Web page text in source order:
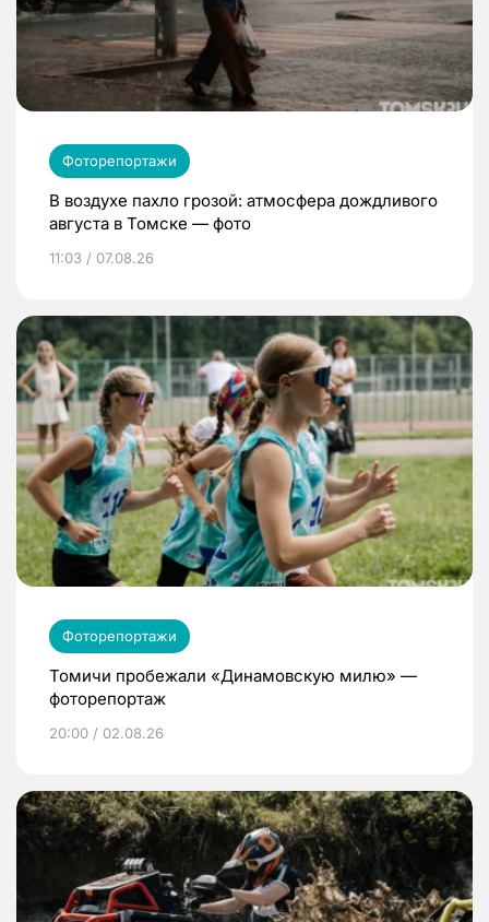
Фоторепортажи
В воздухе пахло грозой: атмосфера дождливого
августа в Томске — фото
11:03 / 07.08.26
Фоторепортажи
Томичи пробежали «Динамовскую милю» —
фоторепортаж
20:00 / 02.08.26